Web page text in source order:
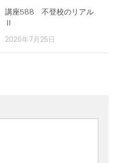
講座588 不登校のリアル
Ⅱ
2026年7月25日